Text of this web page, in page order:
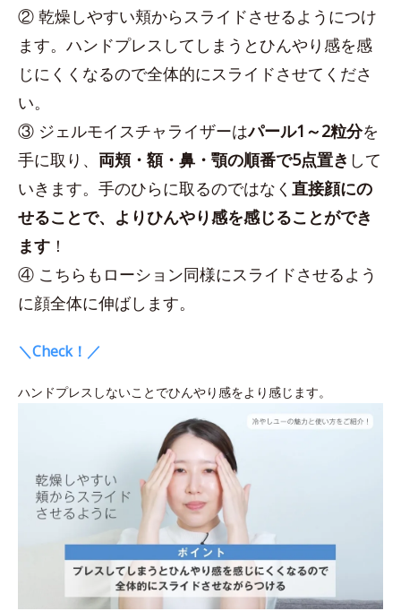
② 乾燥しやすい頬からスライドさせるようにつけ
ます。ハンドプレスしてしまうとひんやり感を感
じにくくなるので全体的にスライドさせてくださ
い。
③ ジェルモイスチャライザーはパール1～2粒分を
手に取り、 両頬・額・鼻・顎の順番で5点置き して
いきます。手のひらに取るのではなく 直接顔にの
せることで、よりひんやり感を感じることができ
ます ！
④ こちらもローション同様にスライドさせるよう
に顔全体に伸ばします。
＼Check！／
ハンドプレスしないことでひんやり感をより感じます。